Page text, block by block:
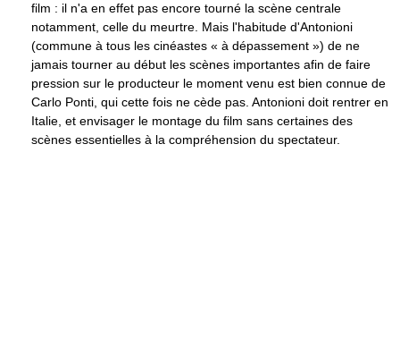
film : il n'a en effet pas encore tourné la scène centrale
notamment, celle du meurtre. Mais l'habitude d'Antonioni
(commune à tous les cinéastes « à dépassement ») de ne
jamais tourner au début les scènes importantes afin de faire
pression sur le producteur le moment venu est bien connue de
Carlo Ponti, qui cette fois ne cède pas. Antonioni doit rentrer en
Italie, et envisager le montage du film sans certaines des
scènes essentielles à la compréhension du spectateur.